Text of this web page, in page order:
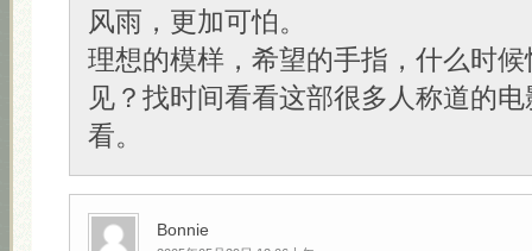
风雨，更加可怕。
理想的模样，希望的手指，什么时
见？找时间看看这部很多人称道的
看。
Bonnie